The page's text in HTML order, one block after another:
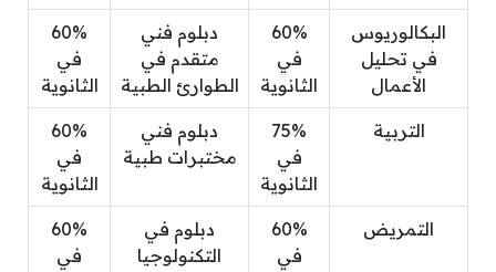
البكالوريوس
في تحليل
الأعمال
60%
في
الثانوية
دبلوم فني
متقدم في
الطوارئ الطبية
60%
في
الثانوية
التربية
75%
في
الثانوية
دبلوم فني
مختبرات طبية
60%
في
الثانوية
التمريض
60%
في
دبلوم في
التكنولوجيا
60%
في